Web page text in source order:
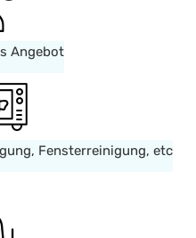
Angebot
Fensterreinigung, etc